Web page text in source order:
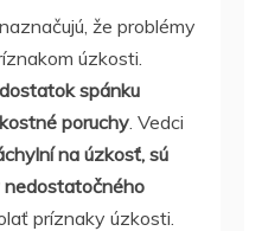
že problémy
úzkosti.
spánku
poruchy. Vedci
na úzkosť, sú
príznaky úzkosti.